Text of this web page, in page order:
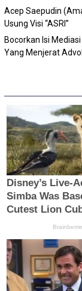
Acep Saepudin
Usung Visi “ASRI”
Bocorkan Isi
Yang Menjerat